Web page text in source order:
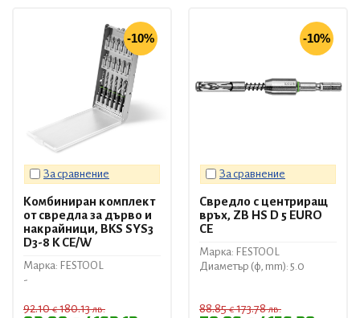
-10%
За сравнение
Комбиниран комплект
от свредла за дърво и
накрайници, BKS SYS3
D3-8 K CE/W
Марка: FESTOOL
-
92.10€180.13лв.
-10%
За сравнение
Свредло с центриращ
връх, ZB HS D 5 EURO
CE
Марка: FESTOOL
Диаметър (ф, mm): 5.0
88.85€173.78лв.